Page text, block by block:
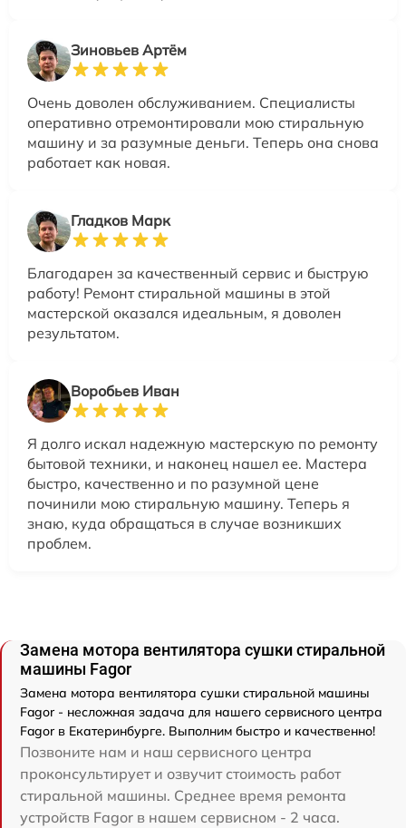
Зиновьев Артём
Очень доволен обслуживанием. Специалисты
оперативно отремонтировали мою стиральную
машину и за разумные деньги. Теперь она снова
работает как новая.
Гладков Марк
Благодарен за качественный сервис и быструю
работу! Ремонт стиральной машины в этой
мастерской оказался идеальным, я доволен
результатом.
Воробьев Иван
Я долго искал надежную мастерскую по ремонту
бытовой техники, и наконец нашел ее. Мастера
быстро, качественно и по разумной цене
починили мою стиральную машину. Теперь я
знаю, куда обращаться в случае возникших
проблем.
Замена мотора вентилятора сушки стиральной
машины Fagor
Замена мотора вентилятора сушки стиральной машины
Fagor - несложная задача для нашего сервисного центра
Fagor в Екатеринбурге. Выполним быстро и качественно!
Позвоните нам и наш сервисного центра
проконсультирует и озвучит стоимость работ
стиральной машины. Среднее время ремонта
устройств Fagor в нашем сервисном - 2 часа.